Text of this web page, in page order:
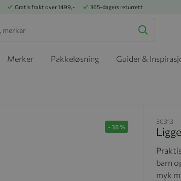
Gratis frakt over 1499,- 365-dagers returrett
Merker Pakkeløsning Guider &
- 38%
30313
barn
myk